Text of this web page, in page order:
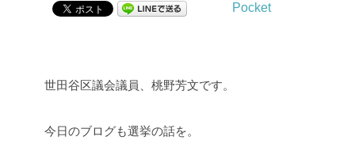
Pocket
世田谷区議会議員、桃野芳文です。
今日のブログも選挙の話を。